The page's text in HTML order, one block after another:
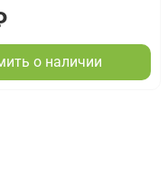
о наличии